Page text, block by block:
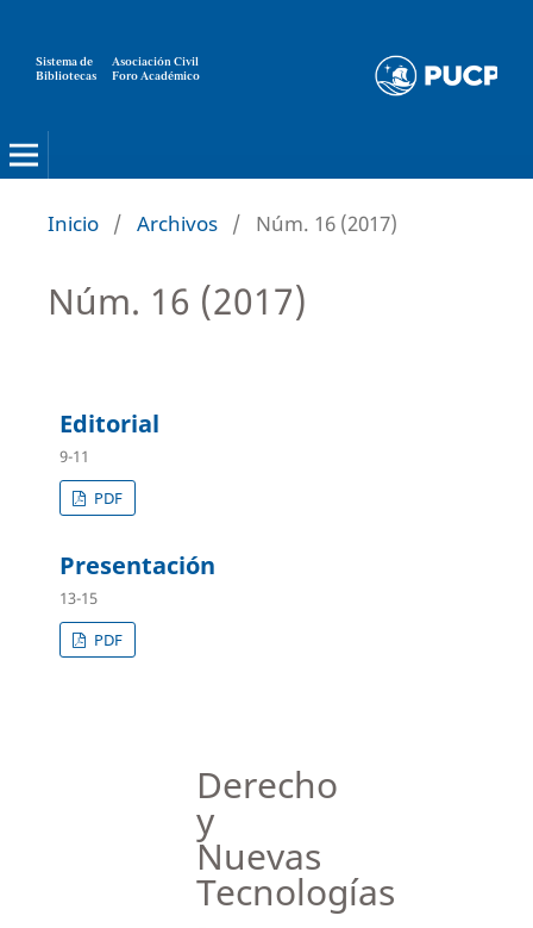
Sistema de
Bibliotecas
Asociación Civil
Foro Académico
Inicio / Archivos / Núm. 16 (2017)
Núm. 16 (2017)
Editorial
9-11
PDF
Presentación
13-15
PDF
Derecho
y
Nuevas
Tecnologías